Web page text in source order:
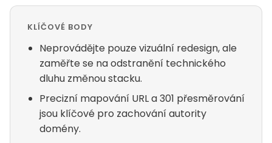
KLÍČOVÉ BODY
Neprovádějte pouze vizuální redesign, ale
zaměřte se na odstranění technického
dluhu změnou stacku.
Precizní mapování URL a 301 přesměrování
jsou klíčové pro zachování autority
domény.